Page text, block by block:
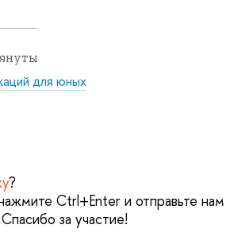
для юных
?
Ctrl+Enter и отправьте нам
за участие!